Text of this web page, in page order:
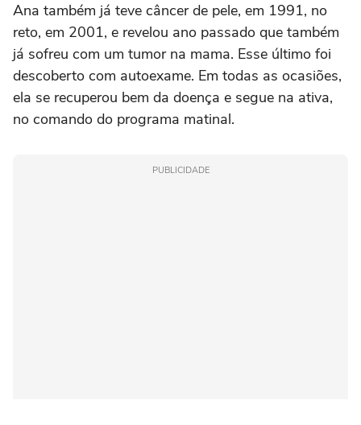
Ana também já teve câncer de pele, em 1991, no
reto, em 2001, e revelou ano passado que também
já sofreu com um tumor na mama. Esse último foi
descoberto com autoexame. Em todas as ocasiões,
ela se recuperou bem da doença e segue na ativa,
no comando do programa matinal.
PUBLICIDADE